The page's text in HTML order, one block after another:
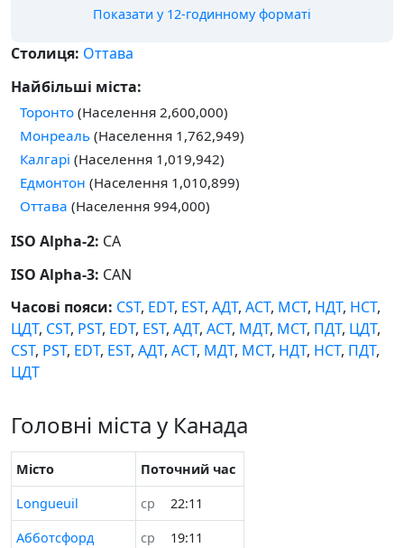
Показати у 12-годинному форматі
Столиця: Оттава
Найбільші міста:
Торонто (Населення 2,600,000)
Монреаль (Населення 1,762,949)
Калгарі (Населення 1,019,942)
Едмонтон (Населення 1,010,899)
Оттава (Населення 994,000)
ISO Alpha-2: CA
ISO Alpha-3: CAN
Часові пояси: CST, EDT, EST, АДТ, АСТ, МСТ, НДТ, НСТ,
ЦДТ, CST, PST, EDT, EST, АДТ, АСТ, МДТ, МСТ, ПДТ, ЦДТ,
CST, PST, EDT, EST, АДТ, АСТ, МДТ, МСТ, НДТ, НСТ, ПДТ,
ЦДТ
Головні міста у Канада
Місто
Поточний час
Longueuil
ср
22:11
Абботсфорд
ср
19:11